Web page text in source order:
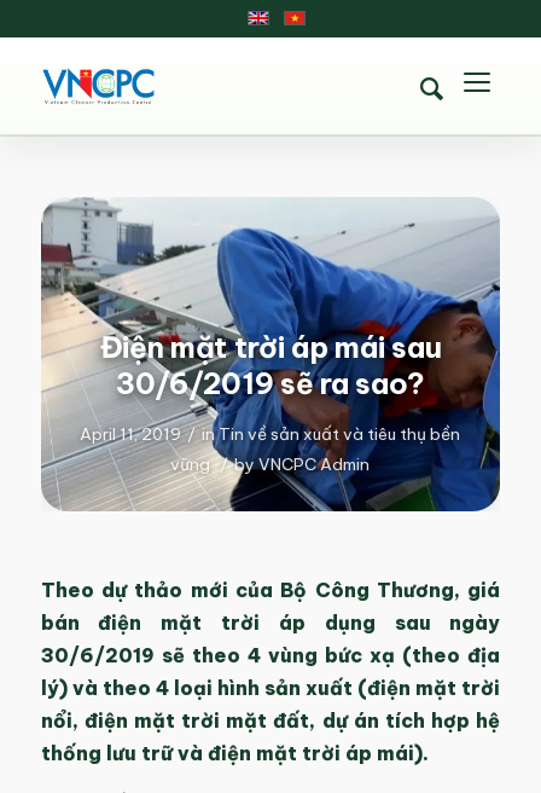
Điện mặt trời áp mái sau
30/6/2019 sẽ ra sao?
April 11, 2019 / inTin về sản xuất và tiêu thụ bền
vững / byVNCPC Admin
Theo dự thảo mới của Bộ Công Thương, giá
bán điện mặt trời áp dụng sau ngày
30/6/2019 sẽ theo 4 vùng bức xạ (theo địa
lý) và theo 4 loại hình sản xuất (điện mặt trời
nổi, điện mặt trời mặt đất, dự án tích hợp hệ
thống lưu trữ và điện mặt trời áp mái).